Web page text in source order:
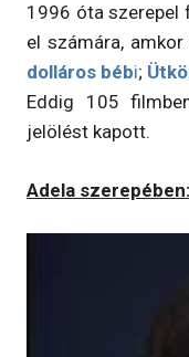
1996 óta szerepel
el számára,
dolláros bébi;
Eddig 105
jelölést kapott.
Adela